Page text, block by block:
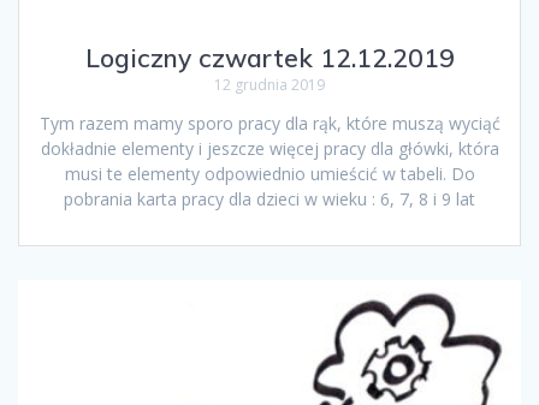
Logiczny czwartek 12.12.2019
12 grudnia 2019
Tym razem mamy sporo pracy dla rąk, które muszą wyciąć
dokładnie elementy i jeszcze więcej pracy dla główki, która
musi te elementy odpowiednio umieścić w tabeli. Do
pobrania karta pracy dla dzieci w wieku : 6, 7, 8 i 9 lat